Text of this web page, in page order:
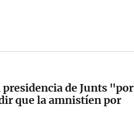
de Junts "por
que la amnistíen por